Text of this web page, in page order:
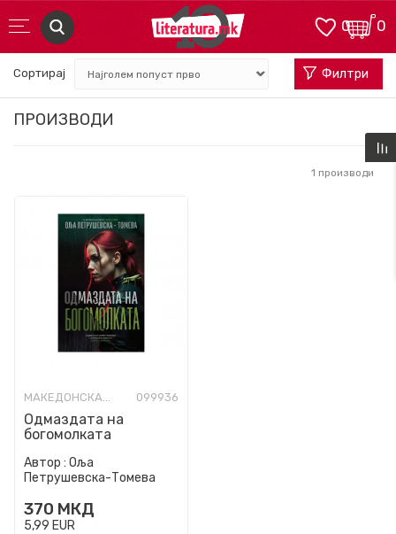
0
0
ПРОИЗВОДИ
Сортирај Филтри
1 производи
МАКЕДОНСКА КНИЖЕВНОСТ 099936
Одмаздата на
богомолката
Автор : Оља
Петрушевска-Томева
370 МКД
5,99 EUR